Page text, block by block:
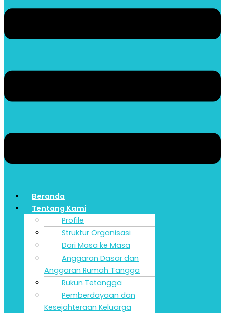
Beranda
Tentang Kami
Profile
Struktur Organisasi
Dari Masa ke Masa
Anggaran Dasar dan
Anggaran Rumah Tangga
Rukun Tetangga
Pemberdayaan dan
Kesejahteraan Keluarga